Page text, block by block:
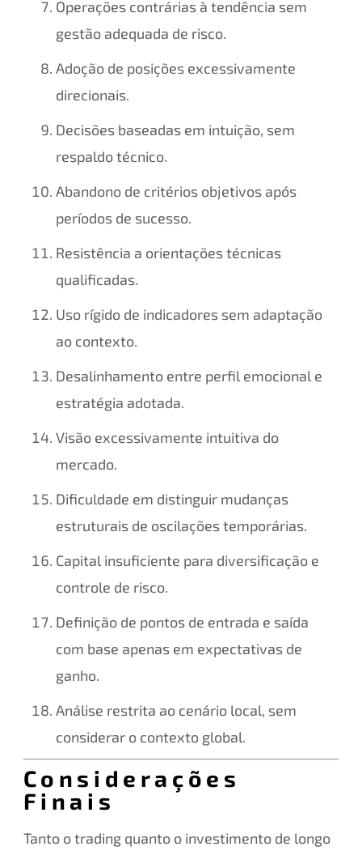
Operações contrárias à tendência sem
gestão adequada de risco.
Adoção de posições excessivamente
direcionais.
Decisões baseadas em intuição, sem
respaldo técnico.
Abandono de critérios objetivos após
períodos de sucesso.
Resistência a orientações técnicas
qualificadas.
Uso rígido de indicadores sem adaptação
ao contexto.
Desalinhamento entre perfil emocional e
estratégia adotada.
Visão excessivamente intuitiva do
mercado.
Dificuldade em distinguir mudanças
estruturais de oscilações temporárias.
Capital insuficiente para diversificação e
controle de risco.
Definição de pontos de entrada e saída
com base apenas em expectativas de
ganho.
Análise restrita ao cenário local, sem
considerar o contexto global.
Considerações
Finais
Tanto o trading quanto o investimento de longo